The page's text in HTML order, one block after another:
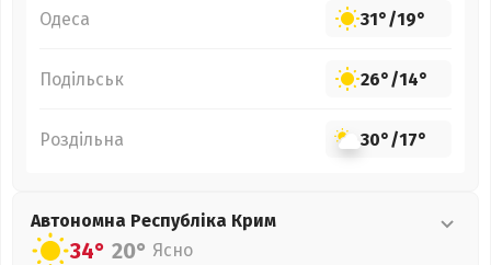
Одеса 31°/19°
Подільськ 26°/14°
Роздільна 30°/17°
Автономна Республіка Крим
34° 20° Ясно